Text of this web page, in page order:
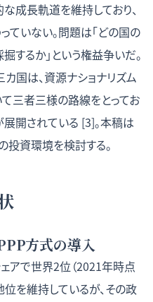
成長軌道を維持しており、
ていない。問題は「どの国の
するか」という権益争いだ。
カ国は、資源ナショナリズム
三者三様の路線をとってお
開されている [3]。本稿は
投資環境を検討する。
方式の導入
アで世界2位（2021年時点
位を維持しているが、その政